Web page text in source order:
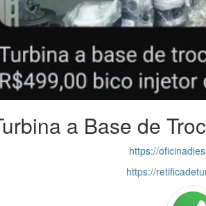
a Base de
https://
https://